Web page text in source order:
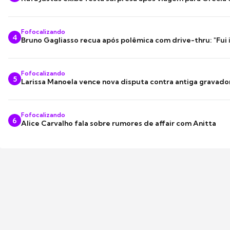
4
Fofocalizando
Bruno Gagliasso recua após polêmica com drive-thru: "Fui
5
Fofocalizando
Larissa Manoela vence nova disputa contra antiga
6
Fofocalizando
Alice Carvalho fala sobre rumores de affair com Anitta